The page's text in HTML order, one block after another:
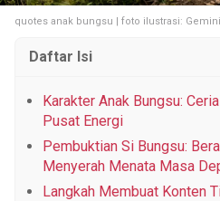
© 2026 Brilio.net KLY KapanLagi
quotes anak bungsu | foto ilustrasi:
Daftar Isi
Karakter Anak Bungsu:
Pusat Energi
Pembuktian Si Bungsu:
Menyerah Menata Masa
Langkah Membuat Konten